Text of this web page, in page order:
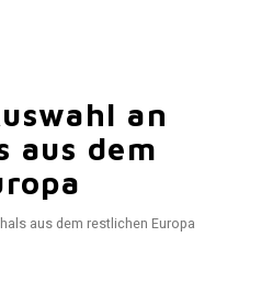
an
aus dem
aus dem restlichen Europa